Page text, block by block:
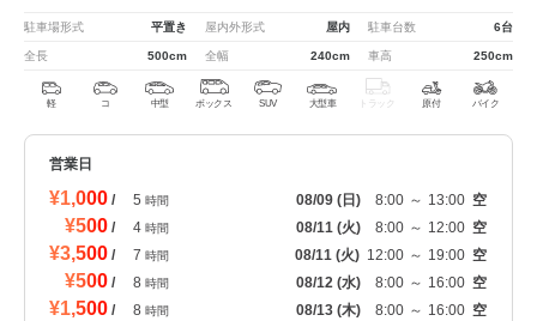
駐車場形式 平置き 屋内外形式 屋内 駐車台数 6台
全長 500cm 全幅 240cm 車高 250cm
軽 コ 中型 ボックス SUV 大型車 トラック 原付 バイク
営業日
¥1,000 / 5 時間 08/09 (日) 8:00 ～ 13:00 空
¥500 / 4 時間 08/11 (火) 8:00 ～ 12:00 空
¥3,500 / 7 時間 08/11 (火) 12:00 ～ 19:00 空
¥500 / 8 時間 08/12 (水) 8:00 ～ 16:00 空
¥1,500 / 8 時間 08/13 (木) 8:00 ～ 16:00 空